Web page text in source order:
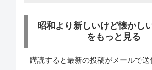
昭和より新しいけど懐かし
をもっと見る
購読すると最新の投稿がメールで送